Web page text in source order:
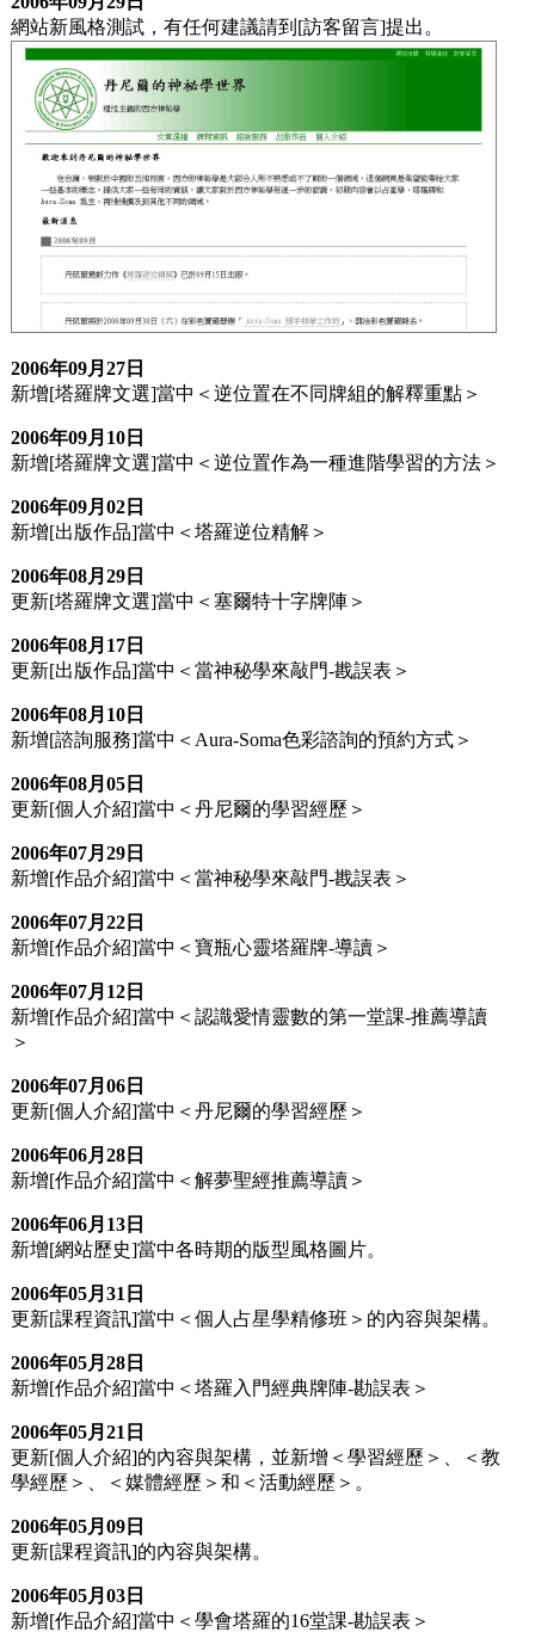
網站新風格測試，有任何建議請到[訪客留言]提出。
2006年09月27日
新增[塔羅牌文選]當中＜逆位置在不同牌組的解釋重點＞
2006年09月10日
新增[塔羅牌文選]當中＜逆位置作為一種進階學習的方法＞
2006年09月02日
新增[出版作品]當中＜塔羅逆位精解＞
2006年08月29日
更新[塔羅牌文選]當中＜塞爾特十字牌陣＞
2006年08月17日
更新[出版作品]當中＜當神秘學來敲門-戡誤表＞
2006年08月10日
新增[諮詢服務]當中＜Aura-Soma色彩諮詢的預約方式＞
2006年08月05日
更新[個人介紹]當中＜丹尼爾的學習經歷＞
2006年07月29日
新增[作品介紹]當中＜當神秘學來敲門-戡誤表＞
2006年07月22日
新增[作品介紹]當中＜寶瓶心靈塔羅牌-導讀＞
2006年07月12日
新增[作品介紹]當中＜認識愛情靈數的第一堂課-推薦導讀
＞
2006年07月06日
更新[個人介紹]當中＜丹尼爾的學習經歷＞
2006年06月28日
新增[作品介紹]當中＜解夢聖經推薦導讀＞
2006年06月13日
新增[網站歷史]當中各時期的版型風格圖片。
2006年05月31日
更新[課程資訊]當中＜個人占星學精修班＞的內容與架構。
2006年05月28日
新增[作品介紹]當中＜塔羅入門經典牌陣-勘誤表＞
2006年05月21日
更新[個人介紹]的內容與架構，並新增＜學習經歷＞、＜教
學經歷＞、＜媒體經歷＞和＜活動經歷＞。
2006年05月09日
更新[課程資訊]的內容與架構。
2006年05月03日
新增[作品介紹]當中＜學會塔羅的16堂課-勘誤表＞